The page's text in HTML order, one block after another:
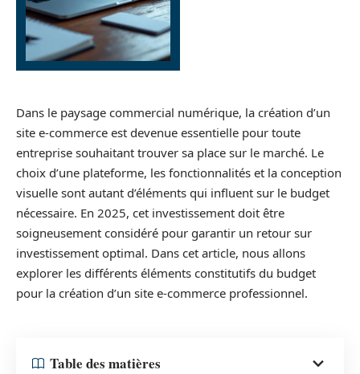
Dans le paysage commercial numérique, la création d’un
site e-commerce est devenue essentielle pour toute
entreprise souhaitant trouver sa place sur le marché. Le
choix d’une plateforme, les fonctionnalités et la conception
visuelle sont autant d’éléments qui influent sur le budget
nécessaire. En 2025, cet investissement doit être
soigneusement considéré pour garantir un retour sur
investissement optimal. Dans cet article, nous allons
explorer les différents éléments constitutifs du budget
pour la création d’un site e-commerce professionnel.
Table des matières